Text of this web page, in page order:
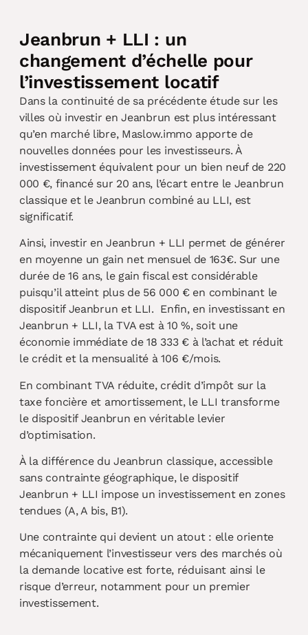
Jeanbrun + LLI : un
changement d’échelle pour
l’investissement locatif
Dans la continuité de sa précédente étude sur les
villes où investir en Jeanbrun est plus intéressant
qu’en marché libre, Maslow.immo apporte de
nouvelles données pour les investisseurs. À
investissement équivalent pour un bien neuf de 220
000 €, financé sur 20 ans, l’écart entre le Jeanbrun
classique et le Jeanbrun combiné au LLI, est
significatif.
Ainsi, investir en Jeanbrun + LLI permet de générer
en moyenne un gain net mensuel de 163€. Sur une
durée de 16 ans, le gain fiscal est considérable
puisqu’il atteint plus de 56 000 € en combinant le
dispositif Jeanbrun et LLI. Enfin, en investissant en
Jeanbrun + LLI, la TVA est à 10 %, soit une
économie immédiate de 18 333 € à l’achat et réduit
le crédit et la mensualité à 106 €/mois.
En combinant TVA réduite, crédit d’impôt sur la
taxe foncière et amortissement, le LLI transforme
le dispositif Jeanbrun en véritable levier
d’optimisation.
À la différence du Jeanbrun classique, accessible
sans contrainte géographique, le dispositif
Jeanbrun + LLI impose un investissement en zones
tendues (A, A bis, B1).
Une contrainte qui devient un atout : elle oriente
mécaniquement l’investisseur vers des marchés où
la demande locative est forte, réduisant ainsi le
risque d’erreur, notamment pour un premier
investissement.